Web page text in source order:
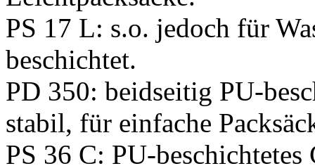
PS 17 L: s.o. jedoch für
beschichtet.
PD 350: beidseitig PU-
stabil, für einfache
PS 36 C: PU-